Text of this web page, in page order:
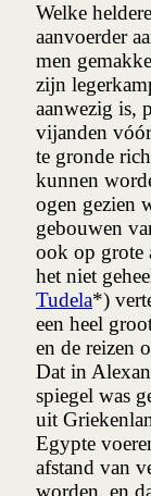
Welke
aanvoerder
men
zijn
aanwezig is,
vijanden
te gronde
kunnen
ogen gezien
gebouwen
ook op grote
het niet
Tudela*)
een heel
en de reizen
Dat in
spiegel was
uit
Egypte
afstand van
worden, en